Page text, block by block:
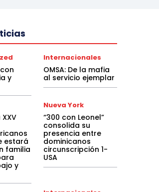
y
Internacionales
OMSA: De la mafia
al servicio ejemplar
estará
familia
y
Nueva York
“300 con Leonel”
consolida su
presencia entre
dominicanos
circunscripción 1-
USA